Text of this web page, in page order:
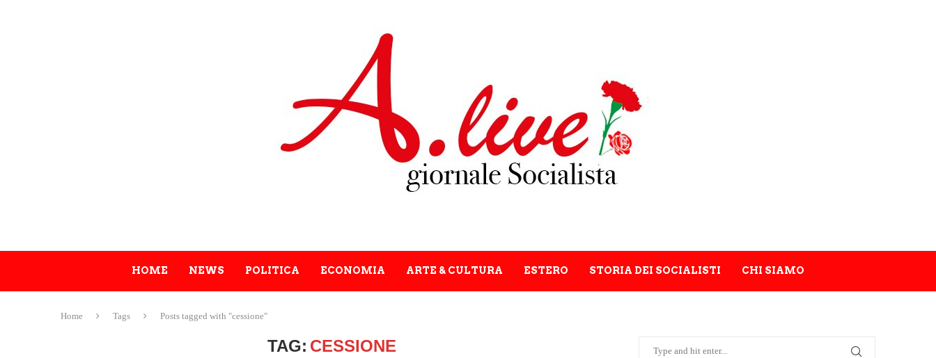
HOME NEWS POLITICA ECONOMIA ARTE & CULTURA ESTERO STORIA DEI SOCIALISTI CHI SIAMO
Home Tags Posts tagged with "cessione"
TAG: CESSIONE